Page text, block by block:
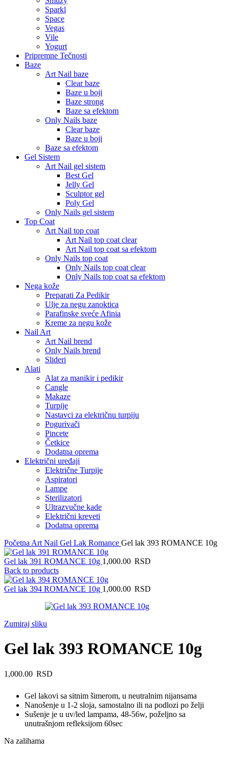
Sparkl
Space
Vegas
Vile
Yogurt
Pripremne Tečnosti
Baze
Art Nail baze
Clear baze
Baze u boji
Baze strong
Baze sa efektom
Only Nails baze
Clear baze
Baze u boji
Baze sa efektom
Gel Sistem
Art Nail gel sistem
Best Gel
Jelly Gel
Sculptor gel
Poly Gel
Only Nails gel sistem
Top Coat
Art Nail top coat
Art Nail top coat clear
Art Nail top coat sa efektom
Only Nails top coat
Only Nails top coat clear
Only Nails top coat sa efektom
Nega kože
Preparati Za Pedikir
Ulje za negu zanoktica
Parafinske sveće Afinia
Kreme za negu kože
Nail Art
Art Nail brend
Only Nails brend
Slideri
Alati
Alat za manikir i pedikir
Cangle
Makaze
Turpije
Nastavci za električnu turpiju
Pogurivači
Pincete
Četkice
Dodatna oprema
Električni uređaji
Električne Turpije
Aspiratori
Lampe
Sterilizatori
Ultrazvučne kade
Električni kreveti
Dodatna oprema
Početna Art Nail Gel Lak Romance Gel lak 393 ROMANCE 10g
Gel lak 391 ROMANCE 10g 1,000.00 RSD
Back to products
Gel lak 394 ROMANCE 10g 1,000.00 RSD
Zumiraj sliku
Gel lak 393 ROMANCE 10g
1,000.00 RSD
Gel lakovi sa sitnim šimerom, u neutralnim nijansama
Nanošenje u 1-2 sloja, samostalno ili na podlozi po želji
Sušenje je u uv/led lampama, 48-56w, poželjno sa
unutrašnjom refleksijom 60sec
Na zalihama